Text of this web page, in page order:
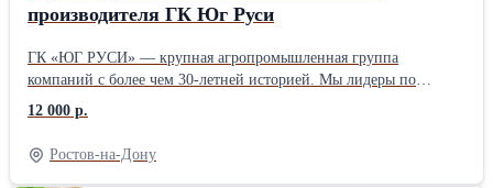
производителя ГК Юг Руси
ГК «ЮГ РУСИ» — крупная агропромышленная группа
компаний с более чем 30-летней историей. Мы лидеры по
производству подсолнечного и соевого шрота, а также жмыха и
масел. Наши клиенты — Россия и зарубежье, уровень повторных
закупок — 93,7%. Предлагаем оптовые поставки прямо с завода:
* Подсолнечный и соевый шрот и жмых * Упаковка мешки, биг
12 000 р.
Ростов-на-Дону